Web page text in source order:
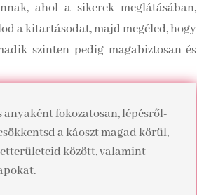
ahol a sikerek meglátásában,
a kitartásodat, majd megéled, hogy
szinten pedig magabiztosan és
fokozatosan, lépésről-
a káoszt magad körül,
között, valamint